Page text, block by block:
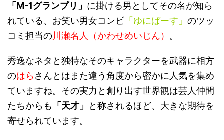
「M-1グランプリ」 に掛ける男としてその名が知ら
れている、お笑い男女コンビ 「ゆにばーす」 のツッ
コミ担当の川瀬名人（かわせめいじん） 。
秀逸なネタと独特なそのキャラクターを武器に相方
のはらさんとはまた違う角度から密かに人気を集め
ていますね。その実力と創り出す世界観は芸人仲間
たちからも 「天才」
と称されるほど、大きな期待を
寄せられています。